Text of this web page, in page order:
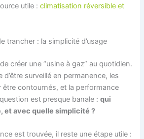
utile :climatisation réversible et
trancher : la simplicité d’usage
créer une “usine à gaz” au quotidien.
d’être surveillé en permanence, les
être contournés, et la performance
est presque banale :qui
et avec quelle simplicité ?
est trouvée, il reste une étape utile :